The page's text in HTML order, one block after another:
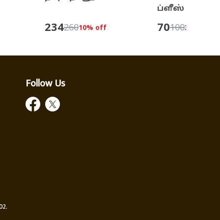
23426010% off
ப்ளீஸ்
7010030
Follow Us